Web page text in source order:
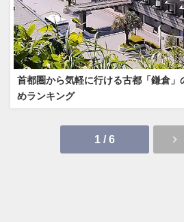
首都圏から気軽に行ける古都「鎌倉」
めランキング
1 / 6